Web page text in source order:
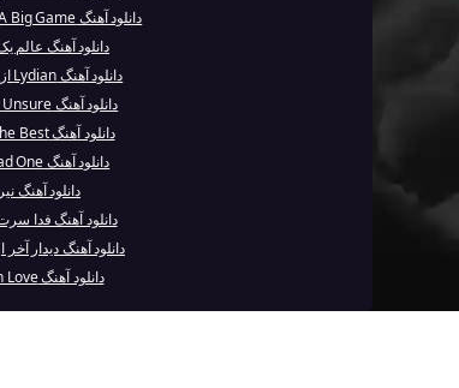
دانلود آهنگ A Big Game از Ramin Djawadi
دانلود آهنگ عالم
دانلود آهنگ Lydian از Ghostly Kisses
دانلود آهنگ Unsure از Alan Walker
دانلود آهنگ The Best از I Monster
دانلود آهنگ Bad One از Eminem
دانلود آهنگ
دانلود آهنگ فدا
دانلود آهنگ دیدار
دانلود آهنگ In Love از Kid Cudi